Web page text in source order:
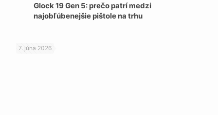
Glock 19 Gen 5: prečo patrí medzi
najobľúbenejšie pištole na trhu
7. júna 2026